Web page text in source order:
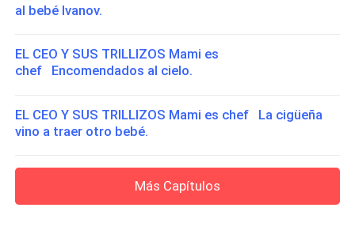
al bebé Ivanov.
EL CEO Y SUS TRILLIZOS Mami es
chef Encomendados al cielo.
EL CEO Y SUS TRILLIZOS Mami es chef La cigüeña
vino a traer otro bebé.
Más Capítulos